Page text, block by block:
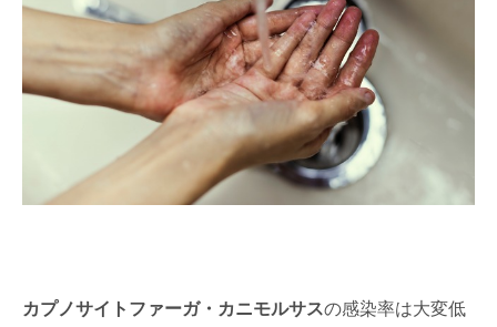
カプノサイトファーガ・カニモルサスの感染率は大変低